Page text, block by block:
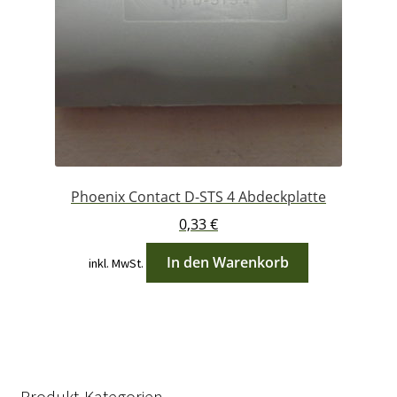
Phoenix Contact D-STS 4 Abdeckplatte
0,33€
inkl. MwSt. In den Warenkorb